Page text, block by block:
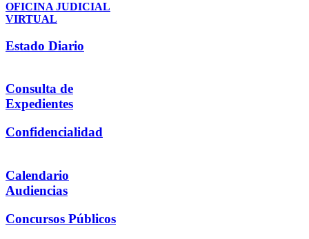
OFICINA JUDICIAL
VIRTUAL
Estado Diario
Consulta de
Expedientes
Confidencialidad
Calendario
Audiencias
Concursos Públicos